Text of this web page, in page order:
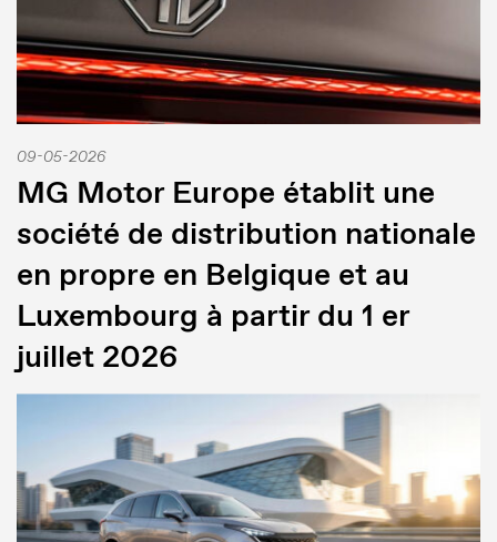
09-05-2026
MG Motor Europe établit une
société de distribution nationale
en propre en Belgique et au
Luxembourg à partir du 1 er
juillet 2026